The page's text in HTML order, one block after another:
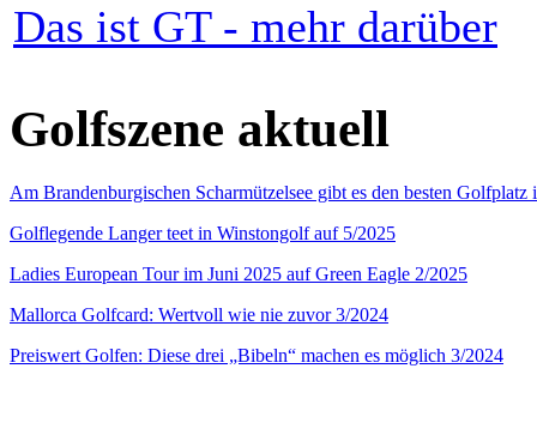
Das ist GT - mehr darüber
Golfszene aktuell
Am Brandenburgischen Scharmützelsee gibt es den besten
Golflegende Langer teet in Winstongolf auf 5/2025
Ladies European Tour im Juni 2025 auf Green Eagle 2/2025
Mallorca Golfcard: Wertvoll wie nie zuvor 3/2024
Preiswert Golfen: Diese drei „Bibeln“ machen es möglich 3/2024